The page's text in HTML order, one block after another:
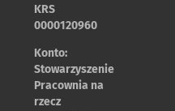
KRS
0000120960
Konto:
Stowarzyszenie
Pracownia na
rzecz